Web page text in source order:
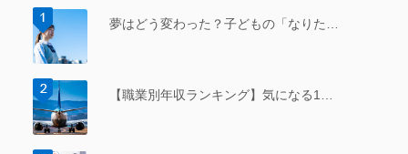
夢はどう変わった？子どもの「なりた…
【職業別年収ランキング】気になる1…